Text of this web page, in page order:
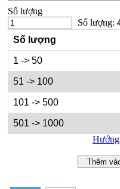
Số lượng
Số lượng:
Số lượng
1 -> 50
51 -> 100
101 -> 500
501 -> 1000
Hướng
Thêm